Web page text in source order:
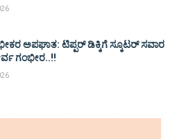
ಅಪಘಾತ: ಟಿಪ್ಪರ್ ಡಿಕ್ಕಿಗೆ ಸ್ಕೂಟರ್ ಸವಾರ
ಗಂಭೀರ..!!